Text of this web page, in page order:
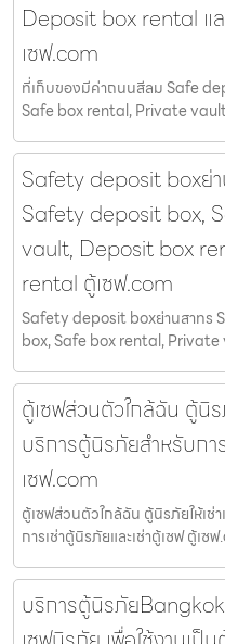
Deposit box rental แ
เซฟ.com
ที่เก็บของมีค่าถนนสีลม Safe
Safe box rental, Private
Safety deposit boxย่
Safety deposit box,
vault, Deposit box
rental ตู้เซฟ.com
Safety deposit boxย่านสาทร
box, Safe box rental,
ตู้เซฟส่วนตัวใกล้ฉัน ตู้นิร
บริการตู้นิรภัยสำหรับกา
เซฟ.com
ตู้เซฟส่วนตัวใกล้ฉัน ตู้นิรภัยให้เช่
การเช่าตู้นิรภัยและเช่าตู้เซฟ ตู้เ
บริการตู้นิรภัย